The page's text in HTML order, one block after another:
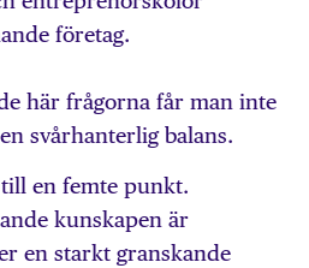
företag.
här frågorna får man inte
svårhanterlig balans.
en femte punkt.
kunskapen är
en starkt granskande